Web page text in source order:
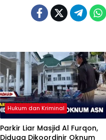
Hukum dan Kriminal
Parkir Liar Masjid Al Furqon,
Diduga Dikoordinir Oknum